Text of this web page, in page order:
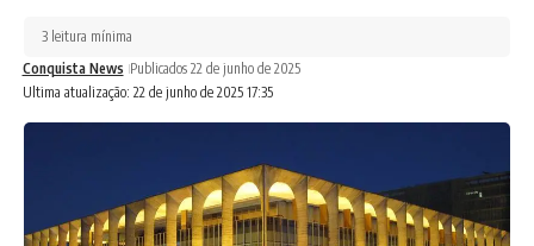
Ultima atualização: 22 de junho de 2025 17:35
Conquista News Publicados 22 de junho de 2025
3 leitura mínima